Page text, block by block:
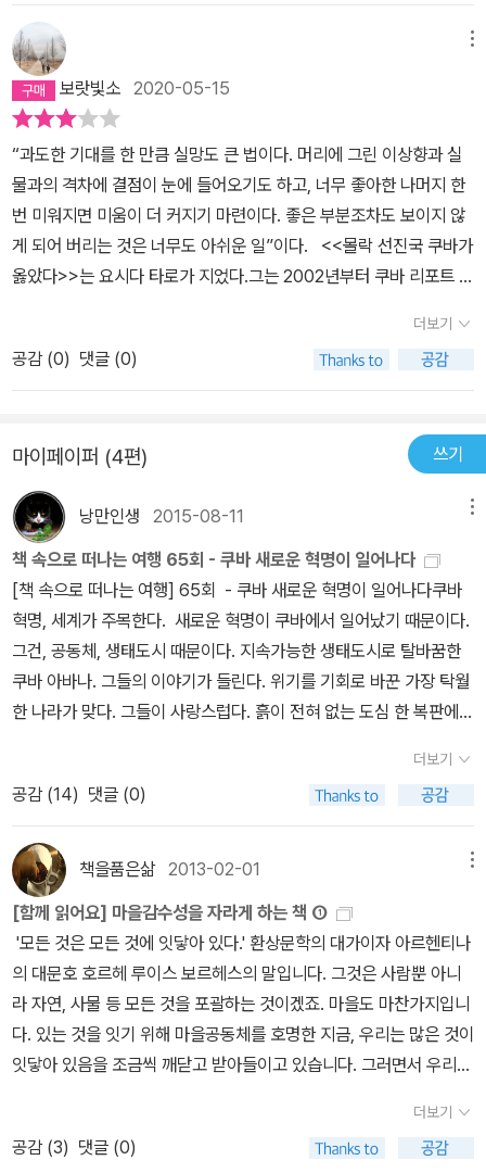
그 바탕 위에서 조금이라도 좋은 쪽으로 나아가려고 하는 사회, 그래
서 사람과 사람이 함께 어울리는 사회...그것이 바로 우리의 오래된 미
래가 아니겠는가. 쿠바는 이렇다, 왜 우리는 안될까 하는 생각만 해서
는 안된다. 이 책이 우리에게 의미가 있으려면 이는 우리의 경우는 쿠
바의 경우에서 어떤 점을 따올 수 있을까, 우리는 우리 사회에 맞게 어
떤 점을 고쳐야 하는가를 고민해야 한다. 아직도 원자력이라는 생태
파괴적인 에너지로 발전을 하려는 우리나라, 한 번 보라, 쿠바가 어떻
게 에너지 위기를 극복해가고 있는지... 원자력보다 더 훌륭하게 에너
지 위기를 극복할 수 있단 사실을 바로 이 쿠바가 보여주고 있는데...
이런 점부터 고쳐나가야 한다. 덧말 224쪽. 칼럼 5에서 식량위기가
발생했을 때 1. 자기 가족 외에는 절대 식량을 나누지 않는다. 2. 가구
컴퓨터로 시물레이션을 해보았다. 그 결과 50년 평균으로 1의 경우
는 45.5%, 2의 경우는 92%, 3의 경우는 2.5%의 생존율이라는
결과를 얻을 수 있었다. 로 되어 있는데... 아무리 생각해도, 또 뒷부분
을 읽어보면 3의 경우가 2.5%의 생존율이라는 부분은 오타라는 생
각이 든다. 92.5%정도가 아닐까 하는데... 출판사가 원고 확인을 한
번 해봐야 하지 않을까.
을 포함해 수준 높은 바이오테크와 의료 기술 보유, 평균수명 78세, 1
00개국 이상의 가난한 개발도상국 지원, 출산휴가 18주(급여 100%
지급), 추가로 엄마든 아빠든 육아휴가 40주(급여 60% 지급), 직장
복귀 후에도 매일 한 시간씩 모유 수유할 권리 보장, 임신한 시점에서
태교를 위해 6일의 유급휴가, 아이가 아프면 아이를 소아과 의사에게
데려가기 위해 월 1일의 쉴 권리 부여, 이미 1970년대 초반에 가족법
으로 부부가 가사와 육아를 평등하게 부담할 것을 규정... 낮아진 식량
자급률을 해결하기 위해 국토의 도처를 경작지로 개간하고, 도시농업
을 지원하며, 종자에 대한 주권을 지키기 위해 꾸준이 연구개발을 하
서두르지 않고 지금 살고 있는 사람들과의 충분한 교감을 통해 개선
하는 프로젝트가 정부에 의해서, 건축가들의 자발적 운동을 통해서
산발적으로 이루어지고 있다. 어떤 문제가 발생하든, 미봉책으로 해
렇기에 3년 전에 발생했던 태풍의 피해가 여전히 100% 복구가 안 되
었으나, 3년전이나 지금이나 그 어떤 태풍이 불어와도 사망자가 발생
하는 경우는 좀처럼 없다. 이젠 누구나 GDP, 1인당 GDP라는 숫자
가 커지는 것만으로 우리가 행복지지 않는다는 걸 안다. 그렇다면 우
리가 원하는 행복은 어떤 행복일까. 그리고 어떻게 얻어질 수 있을까.
쿠바를 보면 조금은 힌트를 얻을 수 있을 것 같다. src='http://ddol
bang72.tistory.com/plugin/CallBack_bootstrapper?&src=h
ttp://s1.daumcdn.net/cfs.tistory/v/0/blog/plugins/CallBac
k/callback&id=37&callbackId=ddolbang72tistorycom3792
48&destDocId=callbacknestddolbang72tistorycom37924
8&host=http://ddolbang72.tistory.com&float=left&rando
m=897'>
흥미로운 나라가 아닌가 생각된다. 아무튼 기회가 되면 꼭 쿠바에 가
볼 생각이다.이 책은 일본에서 쿠바 전문가로 통하는 요시타 타로라
는 분이 저술했고, 이 분의 책은 참여정부 당시에 화제가 됐던걸로 기
억한다. 노무현 대통령이 살아 생전에 이 작가의 생태도시 아바나의
탄생을 애독서로 알려지기도 했다. 아직 그 책은 못 읽어봤는데 기회
가 되면 보는걸로 하고, 이 책은 쿠바의 도시농업, 주거, 환경, 에너지,
식량, 재해방지, 의료, 교육, 문화예술 등 선진적인 실험 모델을 르포
형식으로 취재한 글이다.오랜 기간 미국의 제재로 인한 경제적인 압
박을 견뎌오며 검소한 생활을 하면서도 서구 선진국들과는 완전히 다
르게 행복하게 사는 선진국에 비해 만족스러운 삶을 유지하다 서브프
라임 모기지 사태의 여파로 더욱 힘들어진 상황에서 대량 생산과 소
비를 기반으로 한 경제성장 자체가 불가능하다는 전제를 깔고, 반성
있음을 그대로 기술하고 있어 쿠바에 대한 환상을 심어주고 있지는
않다. 하지만 도시에서의 농촌삶을 결합시키는 기술과 재난에 대비하
는 그들의 자세등에서 배울점이 많다는 생각이다.신자유주의 여파로
1%의 가진 사람들과 99%의 못가진 사람들이 대립하고 있는 선진국
의 현재 모습이 과연 행복한가는 쿠바의 현재 삶을 들여다볼때 어떤
관점으로 현상을 들여다봐야 되는가에 대한 고민을 안겨준다. 나라는
부자이지만 삶은 행복하지 않은 선진국 평민들, 나라는 가난하지만
삶은 그닥 불행하지 않은 쿠바 누가 더 옳은 삶을 살고 있는것일까?
보랏빛소 2020-05-15
“과도한 기대를 한 만큼 실망도 큰 법이다. 머리에 그린 이상향과 실
물과의 격차에 결점이 눈에 들어오기도 하고, 너무 좋아한 나머지 한
번 미워지면 미움이 더 커지기 마련이다. 좋은 부분조차도 보이지 않
게 되어 버리는 것은 너무도 아쉬운 일”이다. <<몰락 선진국 쿠바가
옳았다>>는 요시다 타로가 지었다.그는 2002년부터 쿠바 리포트 시
시대의 높은 문화와 교육 수준에 대한 고평가와 쿠바와의 유사성에서
자원이 한정된 사회에서 인간의 행동 양상에는 공통점이 있다는데 힌
(쿠바 혁명은 1959년)그 중에서도 20세 미만의 300만 명의 실태를
궁금해하는 저자에게 나카노 겐타의 말이다. “어떤 젊은이는 TV에
서 방송되는 만화영화의 영향으로 일본어를 공부하고 있었습니다. 일
본에 가본 적도 없는데 조리 있게 읽고 쓰는 것이 가능합니다. 하지만
더 놀랐던 것은 그의 집과 차림새 때문입니다. 너무나 낡은 집이었죠.
좁기도 좁지만 수리할 돈도 없는지 비도 샙니다. 옷도 몇 번이나 꿰맨
것을 입고 있었고 구두나 샌들조차 살 수 없었습니다. 공사장에서 나
온 바닥 매트를 받아와서 자기 손으로 샌들로 만들어 신는 겁니다.
‘좋지? 벌써 5년이나 망가지지 않고 신고 있어’하며 웃는 얼굴로 자
장이 없는 것도 현실입니다. 하지만 보통 나라의 가난한 젊은이가 그
처럼 대학에서 외국어공부를 할 수 있을까요? 샌들도 못 사는 형편인
데도 그렇게 눈을 반짝이며 자랑스럽게 얘기할 수 있을까요? 그는
일본어는 좋아하는 만화를 보는 것으로 살리고 장래에는 의료 종사자
가 되길 꿈꾸며 공부하는 것입니다. 이런 젊은이가 아직 존재하는 이
나라의 실체를 전하는 것이야말로 사회적 안전망이 붕괴하고 있는 지
금의 일본에 의미가 있습니다.” 경제성장을 하지 않으면 풍요롭게
될 수 없다고 하는 강박관념은 더 이상 필요하지 않다고,우아하고 밝
은 사회라면 몰락하는 편이 오히려 행복하게 되는 것이라고 저자는
말한다.물론 쿠바는 빈부의 격차, 심각한 물자부족을 비롯해 계획경
제로 인한 비효율성과 관료주의를 비롯해 많은 문제를 가지고 있다.
명당 의사 수 8.2명으로 세계 최고 수준이며 코로나 19 때도 선진국
더보기
공감 (0) 댓글 (0)
마이페이퍼 (4편) 쓰기
낭만인생 2015-08-11
책 속으로 떠나는 여행 65회 - 쿠바 새로운 혁명이 일어나다
[책 속으로 떠나는 여행] 65회 - 쿠바 새로운 혁명이 일어나다쿠바
혁명, 세계가 주목한다. 새로운 혁명이 쿠바에서 일어났기 때문이다.
그건, 공동체, 생태도시 때문이다. 지속가능한 생태도시로 탈바꿈한
쿠바 아바나. 그들의 이야기가 들린다. 위기를 기회로 바꾼 가장 탁월
한 나라가 맞다. 그들이 사랑스럽다. 흙이 전혀 없는 도심 한 복판에서
으로 기이한 혁명이다. 우연히 읽게된 <생태도시 아바나의 탄생>은
쿠바에 매력에 흠뻑 빠져들게 한다. 행복한 발견이 아니고 무엇이겠
는가? 사진출처 : 부안독립신문 ‘유기농업의 메카’ 쿠바를 가다(2)흙
이 전혀 없는 곳에서도 경작에 전혀 문제가 없다. 원리는 간단하다. 벽
돌이나 블록으로 낮은 벽을 쌓고 그 안에 흙을 넣고 채소를 기르면 끝
이다. 오가노포니코 농법으로 부른다. 도시 전체가 유기농 농업이 활
성화 되어 있다. 쿠바의 이러한 유기농 혁명은 의도적이 아니다. 어부
지리로 얻은 것으로 최첨단 근대 농업에서 퇴보한 것이다. 그러나 오
히려 위기는 반전이 일어났고 농업 선진국인 일보도 따라가기 힘든
친환경 유기농 농업이 활성화 된 것이다.우리가 아는 쿠바는 사회주
의국가였다. 미국을 본 받아 근대적 농법으로 화학비료와 기계농업으
로 수탕수수 등을 생산했다. 또한 소련의 원조로 인해 부족함이 없었
다. 그러나 소련의 붕괴와 미국의 경제적 압박으로 인해 아사직전까
더보기
공감 (14) 댓글 (0)
책을품은삶2013-02-01
[함께 읽어요] 마을감수성을 자라게 하는 책 ①
'모든 것은 모든 것에 잇닿아 있다.' 환상문학의 대가이자 아르헨티나
의 대문호 호르헤 루이스 보르헤스의 말입니다. 그것은 사람뿐 아니
라 자연, 사물 등 모든 것을 포괄하는 것이겠죠. 마을도 마찬가지입니
다. 있는 것을 잇기 위해 마을공동체를 호명한 지금, 우리는 많은 것이
잇닿아 있음을 조금씩 깨닫고 받아들이고 있습니다. 그러면서 우리는
은 예전의 길에서 벗어나야 가능합니다. 그러기 위해서 우리는 책을
읽어야 하고, 책밖으로 나와 세상에 길을 만들어야 합니다. 몸과 마음
더보기
공감 (3) 댓글 (0)